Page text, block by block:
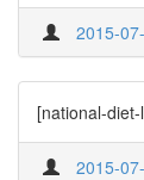
2015-
[national-
2015-